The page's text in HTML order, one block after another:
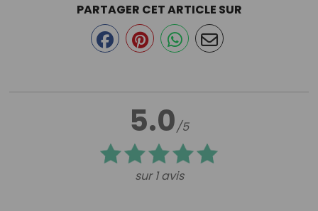
5.0/5
sur 1 avis
PARTAGER CET ARTICLE SUR